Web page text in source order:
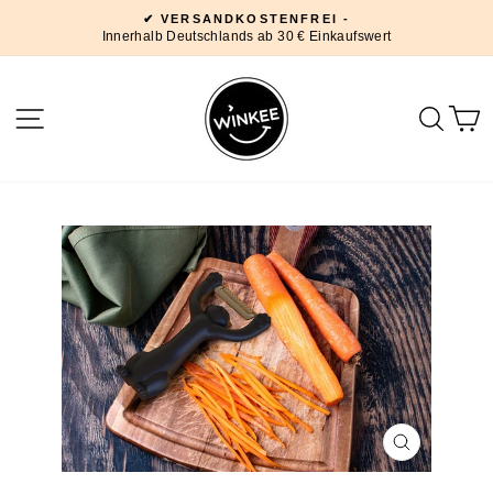
Inhalt
Pause
✔ VERSANDKOSTENFREI -
Innerhalb Deutschlands ab 30 € Einkaufswert
SEITENNAVIGATION
ESC)